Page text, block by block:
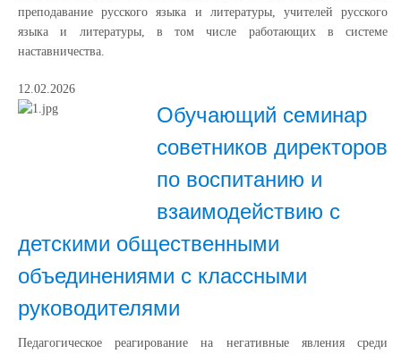
преподавание русского языка и литературы, учителей русского
языка и литературы, в том числе работающих в системе
наставничества.
12.02.2026
Обучающий семинар
советников директоров
по воспитанию и
взаимодействию с
детскими общественными
объединениями с классными
руководителями
Педагогическое реагирование на негативные явления среди